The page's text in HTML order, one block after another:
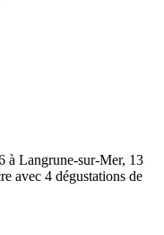
à Langrune-sur-Mer, 13
avec 4 dégustations de